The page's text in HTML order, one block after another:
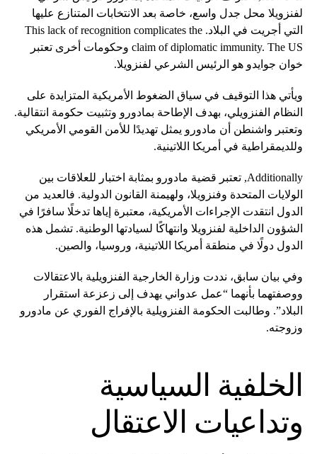
لفنزويلا محل جدل واسع، خاصة بعد الانتخابات المتنازع عليها
التي أجريت في البلاد. This lack of recognition complicates the
claim of diplomatic immunity. The US وحكومات أخرى تعتبر
خوان جوايدو هو الرئيس الشرعي لفنزويلا.
ويأتي هذا التوقيف في سياق الضغوط الأمريكية المتزايدة على
النظام الفنزويلي، بهدف الإطاحة بمادورو وتثبيت حكومة انتقالية.
وتعتبر واشنطن أن مادورو يمثل تهديدًا للأمن القومي الأمريكي
وللديمقراطية في أمريكا اللاتينية.
Additionally, تعتبر قضية مادورو بمثابة اختبار للعلاقات بين
الولايات المتحدة وفنزويلا، ولهيمنة القانون الدولية. فالعديد من
الدول انتقدت الإجراءات الأمريكية، معتبرة إياها تدخلًا سافرًا في
الشؤون الداخلية لفنزويلا وانتهاكًا لسيادتها الوطنية. تشمل هذه
الدول دولًا في منطقة أمريكا اللاتينية، وروسيا، والصين.
وفي بيان سابق، نددت وزارة الخارجية الفنزويلية بالاعتقالات
ووصفتهما بأنهما “عمل عدواني يهدف إلى زعزعة استقرار
البلاد”. وطالبت الحكومة الفنزويلية بالإفراج الفوري عن مادورو
وزوجته.
الخلفية السياسية
وتداعيات الاعتقال